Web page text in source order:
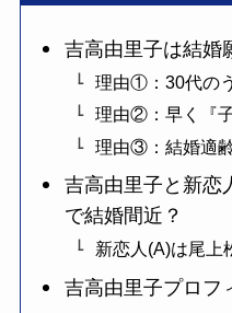
吉高由里子は結婚
理由①：30代の
理由②：早く『
理由③：結婚適
吉高由里子と新恋
で結婚間近？
新恋人(A)は尾上
吉高由里子プロフ